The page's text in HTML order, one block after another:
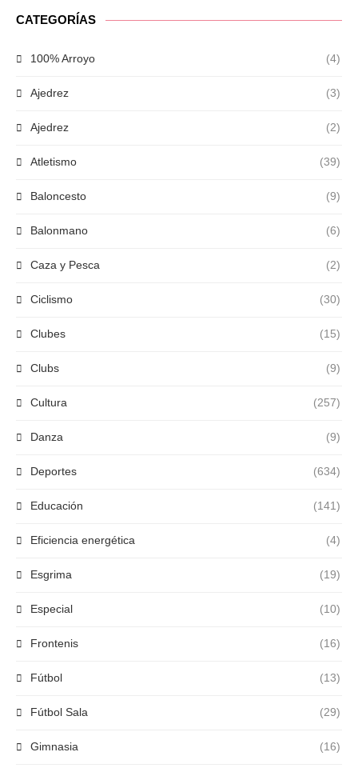
CATEGORÍAS
100% Arroyo (4)
Ajedrez (3)
Ajedrez (2)
Atletismo (39)
Baloncesto (9)
Balonmano (6)
Caza y Pesca (2)
Ciclismo (30)
Clubes (15)
Clubs (9)
Cultura (257)
Danza (9)
Deportes (634)
Educación (141)
Eficiencia energética (4)
Esgrima (19)
Especial (10)
Frontenis (16)
Fútbol (13)
Fútbol Sala (29)
Gimnasia (16)